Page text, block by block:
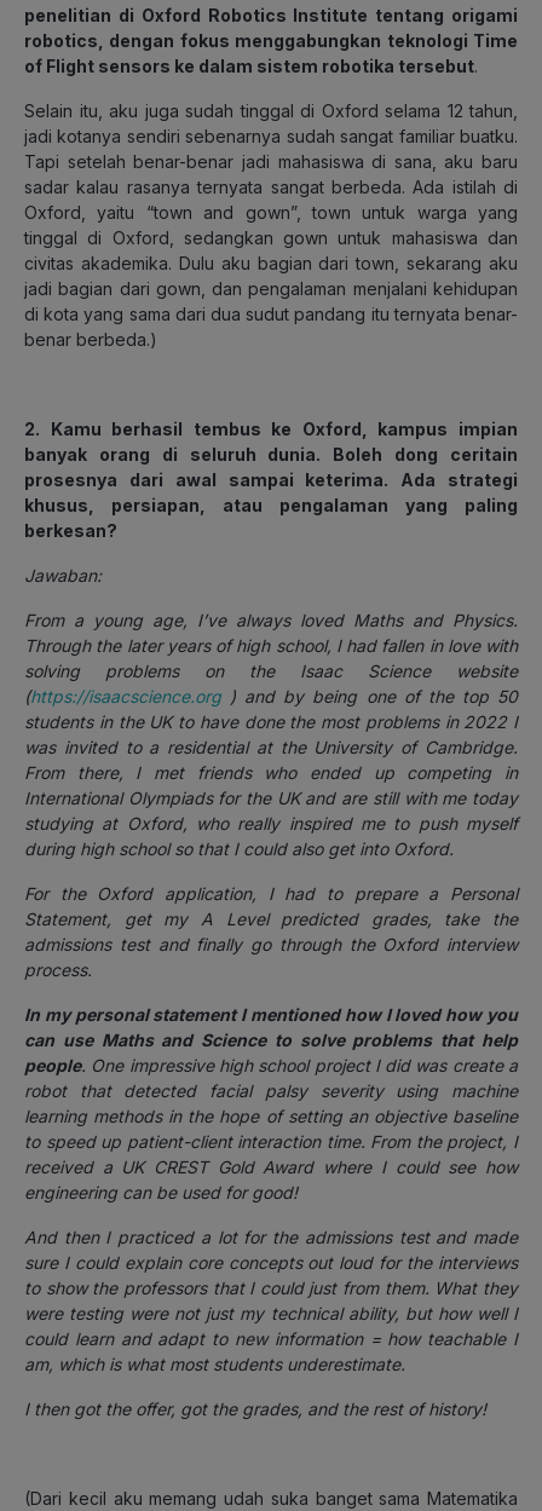
penelitian di Oxford Robotics Institute tentang origami
robotics , dengan fokus menggabungkan teknologi Time
of Flight sensors ke dalam sistem robotika tersebut.
Selain itu, aku juga sudah tinggal di Oxford selama 12 tahun,
jadi kotanya sendiri sebenarnya sudah sangat familiar buatku.
Tapi setelah benar-benar jadi mahasiswa di sana, aku baru
sadar kalau rasanya ternyata sangat berbeda. Ada istilah di
Oxford, yaitu “town and gown”,town untuk warga yang
tinggal di Oxford, sedangkan gown untuk mahasiswa dan
civitas akademika. Dulu aku bagian daritown , sekarang aku
jadi bagian dari gown , dan pengalaman menjalani kehidupan
di kota yang sama dari dua sudut pandang itu ternyata benar-
benar berbeda.)
2. Kamu berhasil tembus ke Oxford, kampus impian
banyak orang di seluruh dunia. Boleh dong ceritain
prosesnya dari awal sampai keterima. Ada strategi
khusus, persiapan, atau pengalaman yang paling
berkesan?
Jawaban:
From a young age, I’ve always loved Maths and Physics.
Through the later years of high school, I had fallen in love with
solving problems on the Isaac Science website
(https://isaacscience.org ) and by being one of the top 50
students in the UK to have done the most problems in 2022 I
was invited to a residential at the University of Cambridge.
From there, I met friends who ended up competing in
International Olympiads for the UK and are still with me today
studying at Oxford, who really inspired me to push myself
during high school so that I could also get into Oxford.
For the Oxford application, I had to prepare a Personal
Statement, get my A Level predicted grades, take the
admissions test and finally go through the Oxford interview
process.
In my personal statement I mentioned how I loved how you
can use Maths and Science to solve problems that help
people. One impressive high school project I did was create a
robot that detected facial palsy severity using machine
learning methods in the hope of setting an objective baseline
to speed up patient-client interaction time. From the project, I
received a UK CREST Gold Award where I could see how
engineering can be used for good!
And then I practiced a lot for the admissions test and made
sure I could explain core concepts out loud for the interviews
to show the professors that I could just from them. What they
were testing were not just my technical ability, but how well I
could learn and adapt to new information = how teachable I
am, which is what most students underestimate.
I then got the offer, got the grades, and the rest of history!
(Dari kecil aku memang udah suka banget sama Matematika